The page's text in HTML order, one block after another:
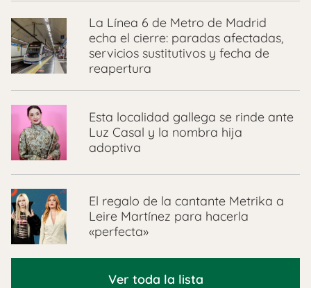
La Línea 6 de Metro de Madrid
echa el cierre: paradas afectadas,
servicios sustitutivos y fecha de
reapertura
Esta localidad gallega se rinde ante
Luz Casal y la nombra hija
adoptiva
El regalo de la cantante Metrika a
Leire Martínez para hacerla
«perfecta»
Ver toda la lista